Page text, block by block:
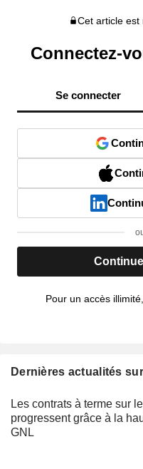
Cet article est
Connectez-
Se connecter
Pour un accès illimité,
Dernières actualités
Les contrats à terme sur
progressent grâce à la
GNL